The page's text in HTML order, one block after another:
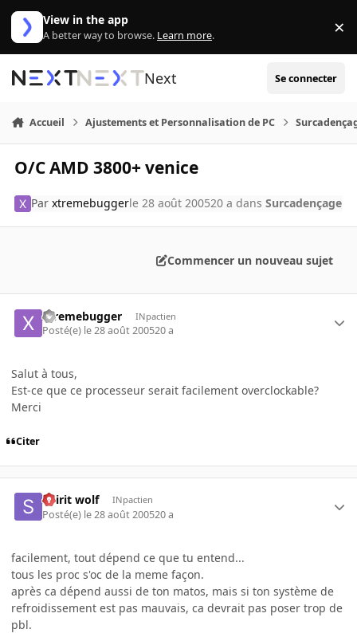
Aller au contenu
View in the app
A better way to browse. Learn more. ×
Next Se connecter
Accueil Ajustements et Personnalisation de PC
O/C AMD 3800+ venice
Parxtremebuggerle 28 août 200520 a dansSurcadençage
Commencer un nouveau sujet
xtremebugger INpactien
Posté(e) le 28 août 200520 a
Salut à tous,
Est-ce que ce processeur serait facilement overclockable?
Merci
Citer
Spirit wolf INpactien
Posté(e) le 28 août 200520 a
facilement, tout dépend ce que tu entend...
tous les proc s'oc de la meme façon.
après ca dépend aussi de ton matos, mais si ton système de
refroidissement est pas mauvais, ca devrait pas poser trop de
pbl.